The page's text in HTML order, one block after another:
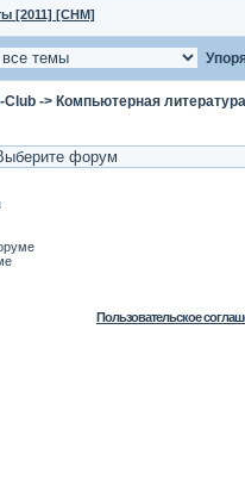
[2011] [CHM]
Club -> Компьютерная литература
Пользовательское